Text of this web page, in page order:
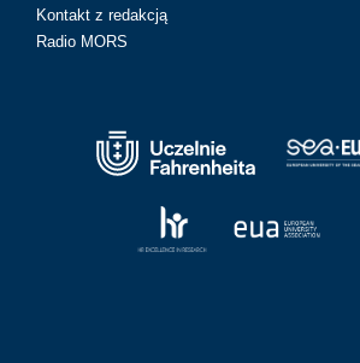
Kontakt z redakcją
Radio MORS